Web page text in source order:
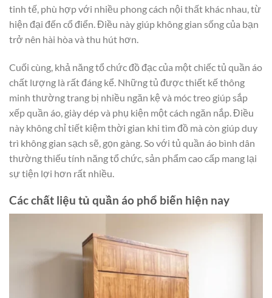
tinh tế, phù hợp với nhiều phong cách nội thất khác nhau, từ
hiện đại đến cổ điển. Điều này giúp không gian sống của bạn
trở nên hài hòa và thu hút hơn.
Cuối cùng, khả năng tổ chức đồ đạc của một chiếc tủ quần áo
chất lượng là rất đáng kể. Những tủ được thiết kế thông
minh thường trang bị nhiều ngăn kệ và móc treo giúp sắp
xếp quần áo, giày dép và phụ kiện một cách ngăn nắp. Điều
này không chỉ tiết kiệm thời gian khi tìm đồ mà còn giúp duy
trì không gian sạch sẽ, gọn gàng. So với tủ quần áo bình dân
thường thiếu tính năng tổ chức, sản phẩm cao cấp mang lại
sự tiện lợi hơn rất nhiều.
Các chất liệu tủ quần áo phổ biến hiện nay